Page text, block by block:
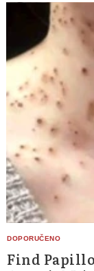
Find